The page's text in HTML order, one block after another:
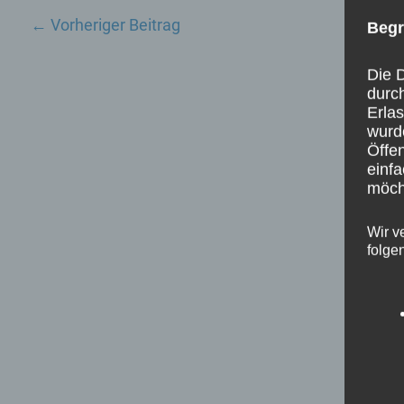
← Vorheriger Beitrag
Die
Wir